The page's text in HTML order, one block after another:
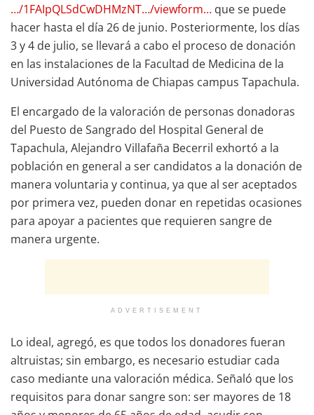
…/1FAIpQLSdCwDHMzNT…/viewform… que se puede
hacer hasta el día 26 de junio. Posteriormente, los días
3 y 4 de julio, se llevará a cabo el proceso de donación
en las instalaciones de la Facultad de Medicina de la
Universidad Autónoma de Chiapas campus Tapachula.
El encargado de la valoración de personas donadoras
del Puesto de Sangrado del Hospital General de
Tapachula, Alejandro Villafaña Becerril exhortó a la
población en general a ser candidatos a la donación de
manera voluntaria y continua, ya que al ser aceptados
por primera vez, pueden donar en repetidas ocasiones
para apoyar a pacientes que requieren sangre de
manera urgente.
ADVERTISEMENT
Lo ideal, agregó, es que todos los donadores fueran
altruistas; sin embargo, es necesario estudiar cada
caso mediante una valoración médica. Señaló que los
requisitos para donar sangre son: ser mayores de 18